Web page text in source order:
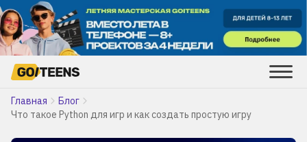
Главная
Блог
Что такое Python для игр и как создать простую игру